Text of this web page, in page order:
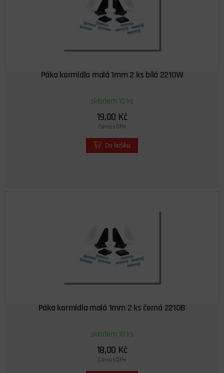
Páka kormidla malá 1mm 2 ks bílá 2210W
skladem 10 ks
19,00 Kč
Cena s DPH
Do košíku
Páka kormidla malá 1mm 2 ks černá 2210B
skladem 10 ks
18,00 Kč
Cena s DPH